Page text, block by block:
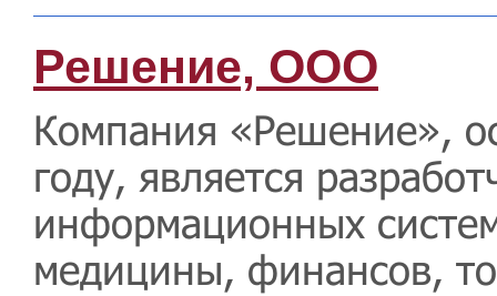
Решение, ООО
Компания «Решение»,
году, является
информационных
медицины, финансов,